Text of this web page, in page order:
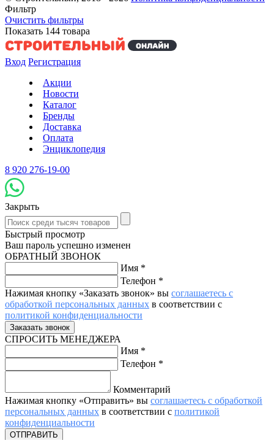
Фильтр
Очистить фильтры
Показать 144 товара
Вход Регистрация
Акции
Новости
Каталог
Бренды
Доставка
Оплата
Энциклопедия
8 920 276-19-00
Закрыть
Быстрый просмотр
Ваш пароль успешно изменен
ОБРАТНЫЙ ЗВОНОК
Имя *
Телефон *
Нажимая кнопку «Заказать звонок» вы соглашаетесь с
обработкой персональных данных в соответствии с
политикой конфиденциальности
СПРОСИТЬ МЕНЕДЖЕРА
Имя *
Телефон *
Комментарий
Нажимая кнопку «Отправить» вы соглашаетесь с обработкой
персональных данных в соответствии с политикой
конфиденциальности